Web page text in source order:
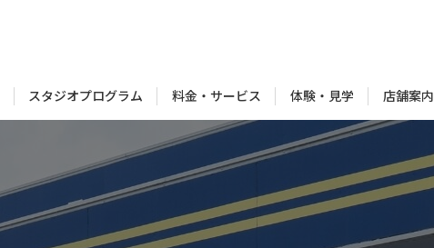
スタジオプログラム 料金・サービス 体験・見学 店舗案内